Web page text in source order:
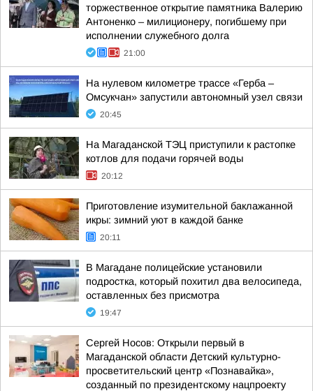
торжественное открытие памятника Валерию
Антоненко – милиционеру, погибшему при
исполнении служебного долга
21:00
На нулевом километре трассе «Герба –
Омсукчан» запустили автономный узел связи
20:45
На Магаданской ТЭЦ приступили к растопке
котлов для подачи горячей воды
20:12
Приготовление изумительной баклажанной
икры: зимний уют в каждой банке
20:11
В Магадане полицейские установили
подростка, который похитил два велосипеда,
оставленных без присмотра
19:47
Сергей Носов: Открыли первый в
Магаданской области Детский культурно-
просветительский центр «Познавайка»,
созданный по президентскому нацпроекту